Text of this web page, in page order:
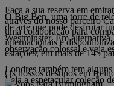
O Big Ben, uma torre de
de arte que pode desfrutar
Westminster. Em
observação colossal e veja
Londres também tem
Veja a espetacular coleção
Faça a sua reserva em
através do nosso parceiro
uma colaboração para
internacionais e
estações, em mais de 145
Os nossos destinos em